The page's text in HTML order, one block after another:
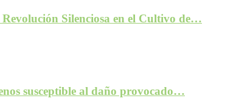
Silenciosa en el Cultivo de…
susceptible al daño provocado…